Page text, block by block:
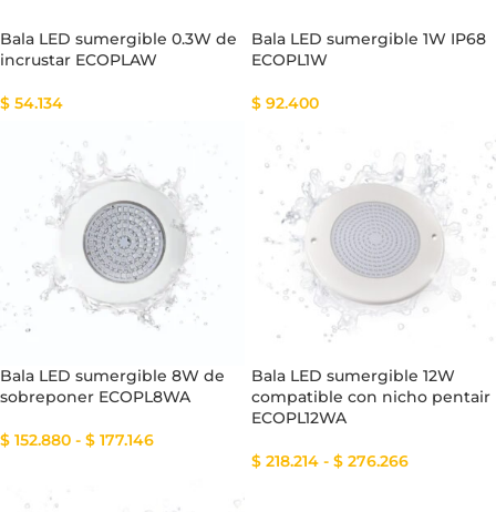
Bala LED sumergible 0.3W de
incrustar ECOPLAW
$ 54.134
Bala LED sumergible 1W IP68
ECOPL1W
$ 92.400
Bala LED sumergible 8W de
sobreponer ECOPL8WA
$ 152.880 - $ 177.146
Bala LED sumergible 12W
compatible con nicho pentair
ECOPL12WA
$ 218.214 - $ 276.266